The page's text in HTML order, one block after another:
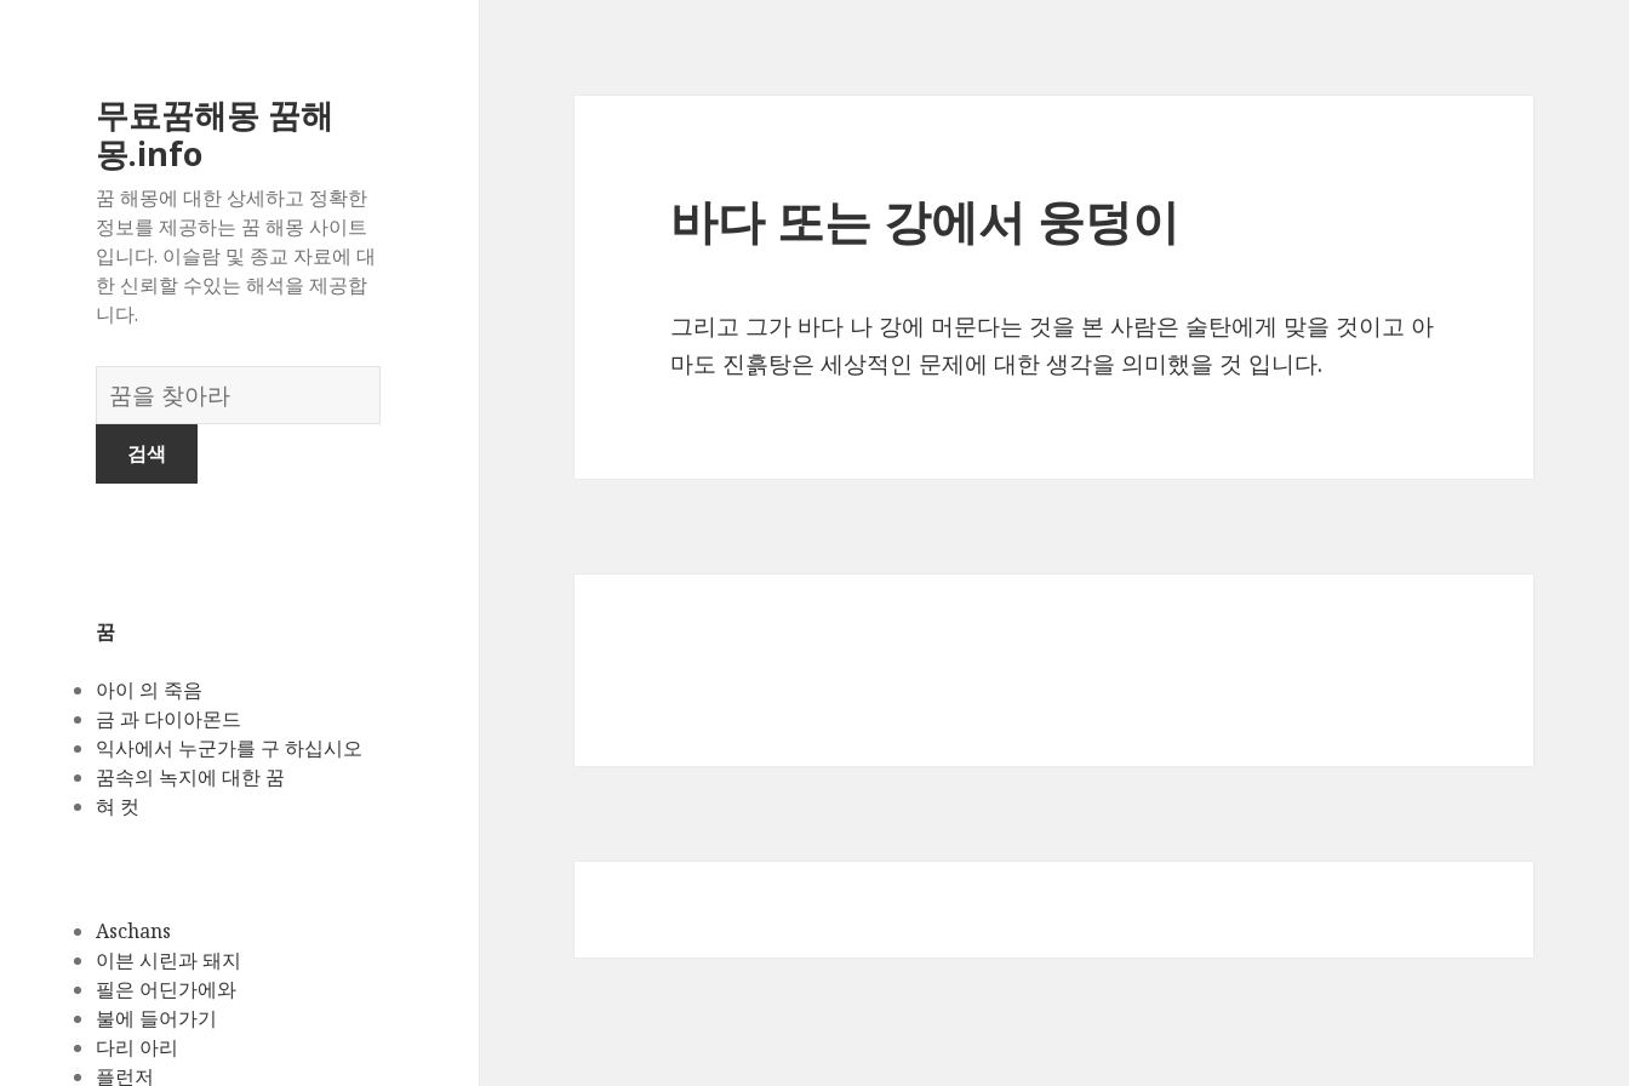
무료꿈해몽 꿈해
몽.info
꿈 해몽에 대한 상세하고 정확한
정보를 제공하는 꿈 해몽 사이트
입니다. 이슬람 및 종교 자료에 대
한 신뢰할 수있는 해석을 제공합
니다.
꿈
의
꿈
아이 의 죽음
금 과 다이아몬드
익사에서 누군가를 구 하십시오
꿈속의 녹지에 대한 꿈
혀 컷
Aschans
이븐 시린과 돼지
필은 어딘가에와
불에 들어가기
다리 아리
플런저
바다 또는 강에서 웅덩이
그리고 그가 바다 나 강에 머문다는 것을 본 사람은 술탄에게 맞을 것이고 아
마도 진흙탕은 세상적인 문제에 대한 생각을 의미했을 것 입니다.